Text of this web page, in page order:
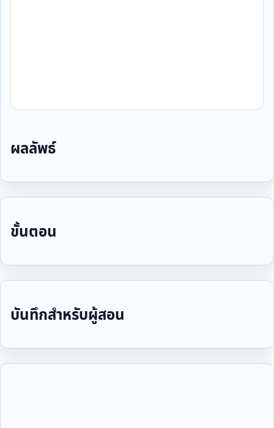
ผลลัพธ์
ขั้นตอน
บันทึกสำหรับผู้สอน